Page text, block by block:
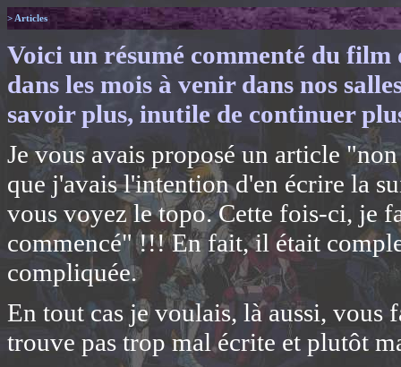
> Articles
Voici un résumé commenté du
dans les mois à venir dans nos
savoir plus, inutile de continuer
Je vous avais proposé un article
que j'avais l'intention d'en écrire la
vous voyez le topo. Cette fois-ci, je
commencé" !!! En fait, il était
compliquée.
En tout cas je voulais, là aussi, vous
trouve pas trop mal écrite et plutôt